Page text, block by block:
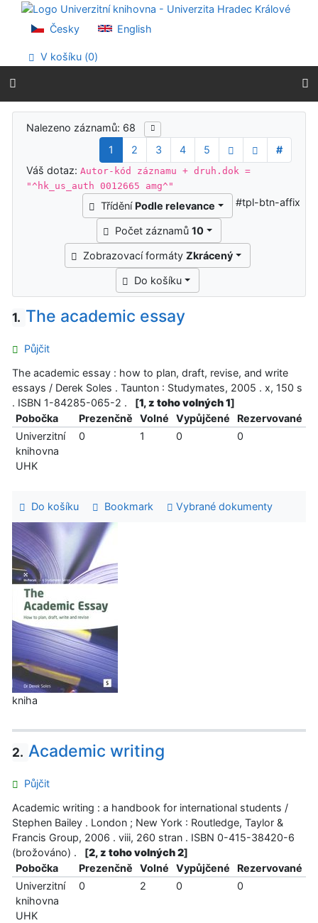
Přejít na obsah
Přejít na menu
Prohlášení o webové přístupnosti
Česky English
V košíku (0)
Výsledky vyhledávání
Nalezeno záznamů: 68
1
2 3 4 5
#
Váš dotaz:Autor-kód záznamu + druh.dok =
"^hk_us_auth 0012665 amg^"
Třídění Podle relevance
Počet záznamů 10
Zobrazovací formáty Zkrácený
Do košíku
#tpl-btn-affix
1. The academic essay
Půjčit
The academic essay : how to plan, draft, revise, and write
essays / Derek Soles . Taunton : Studymates, 2005 . x, 150 s
. ISBN 1-84285-065-2 .
[1, z toho volných 1]
Pobočka
Prezenčně Volné Vypůjčené
Rezervované
Univerzitní
knihovna
UHK
0 1 0 0
Do košíku Bookmark Vybrané dokumenty
kniha
2. Academic writing
Půjčit
Academic writing : a handbook for international students /
Stephen Bailey . London ; New York : Routledge, Taylor &
Francis Group, 2006 . viii, 260 stran . ISBN 0-415-38420-6
(brožováno) .
[2, z toho volných 2]
Pobočka
Prezenčně Volné Vypůjčené
Rezervované
Univerzitní
knihovna
UHK
0 2 0 0